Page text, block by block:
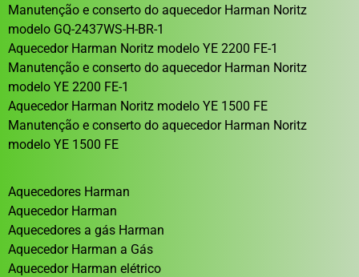
Manutenção e conserto do aquecedor Harman Noritz
modelo GQ-2437WS-H-BR-1
Aquecedor Harman Noritz modelo YE 2200 FE-1
Manutenção e conserto do aquecedor Harman Noritz
modelo YE 2200 FE-1
Aquecedor Harman Noritz modelo YE 1500 FE
Manutenção e conserto do aquecedor Harman Noritz
modelo YE 1500 FE
Aquecedores Harman
Aquecedor Harman
Aquecedores a gás Harman
Aquecedor Harman a Gás
Aquecedor Harman elétrico